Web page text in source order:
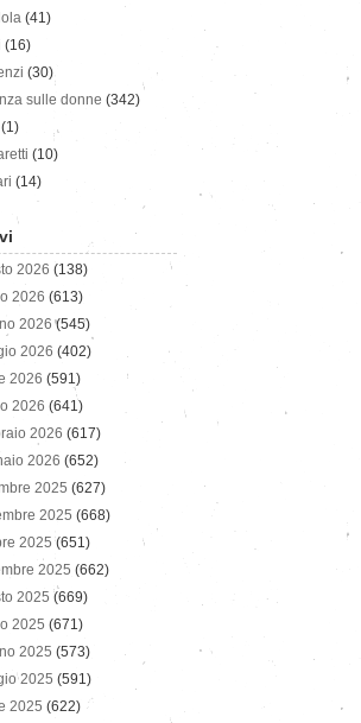
(41)
(16)
(30)
sulle donne (342)
(1)
(10)
(14)
2026 (138)
2026 (613)
2026 (545)
2026 (402)
2026 (591)
2026 (641)
2026 (617)
2026 (652)
2025 (627)
2025 (668)
2025 (651)
2025 (662)
2025 (669)
2025 (671)
2025 (573)
2025 (591)
2025 (622)